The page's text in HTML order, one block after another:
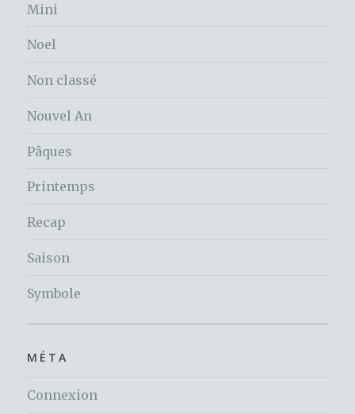
Mini
Noel
Non classé
Nouvel An
Pâques
Printemps
Recap
Saison
Symbole
MÉTA
Connexion